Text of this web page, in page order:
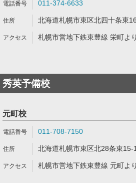
011-374-6633
北海道札幌市東区北四十条東
札幌市営地下鉄東豊線 栄町よ
秀英予備校
元町校
011-708-7150
北海道札幌市東区北28条東15-
札幌市営地下鉄東豊線 元町よ